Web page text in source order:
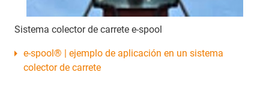
Sistema colector de carrete e-spool
e-spool® | ejemplo de aplicación en un sistema
colector de carrete